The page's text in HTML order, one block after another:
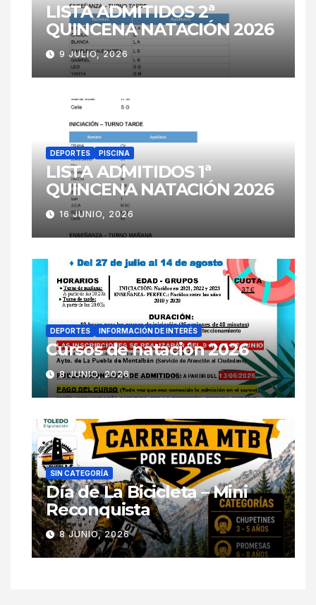
LISTA ADMITIDOS 2ª
QUINCENA NATACIÓN 2026
9 JULIO, 2026
DEPORTES PISCINA
LISTA ADMITIDOS 1ª
QUINCENA NATACIÓN 2026
16 JUNIO, 2026
DEPORTES INFORMACIÓN DE INTERÉS
Cursos de natación 2026
8 JUNIO, 2026
SIN CATEGORÍA
Día de La Bicicleta – Mini
Reconquista
8 JUNIO, 2026